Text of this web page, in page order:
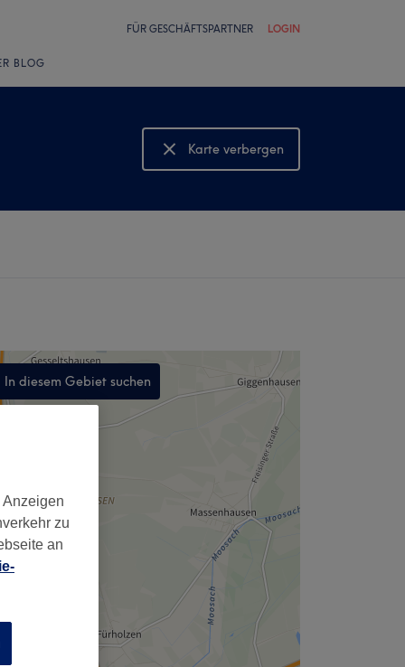
FÜR GESCHÄFTSPARTNER LOGIN
BLOG
Karte verbergen
Karte anzeigen
In diesem Gebiet suchen
,
zu
an